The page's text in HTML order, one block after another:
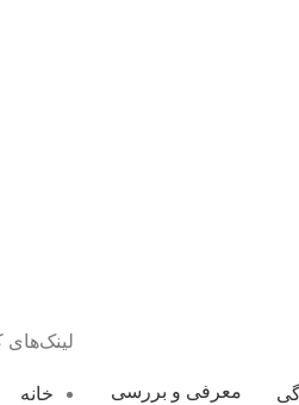
معرفی و بررسی
لینک‌های
خانه